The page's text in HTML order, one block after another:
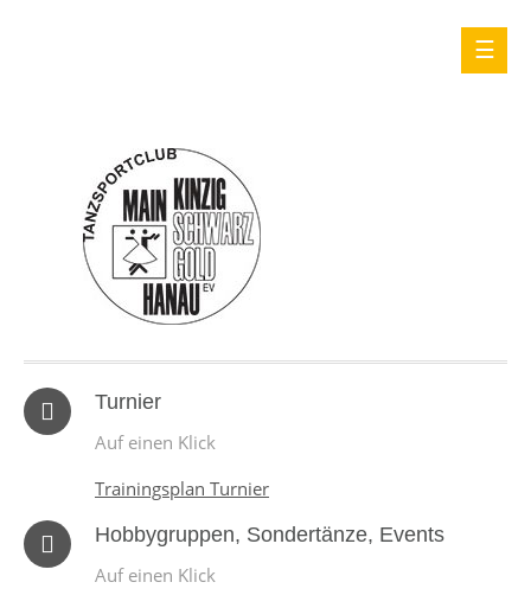
Turnier
Auf einen Klick
Trainingsplan Turnier
Hobbygruppen, Sondertänze, Events
Auf einen Klick